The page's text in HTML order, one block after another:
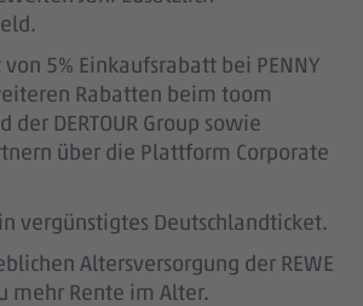
5% Einkaufsrabatt bei PENNY
Rabatten beim toom
der DERTOUR Group sowie
über die Plattform Corporate
vergünstigtes Deutschlandticket.
Altersversorgung der REWE
mehr Rente im Alter.